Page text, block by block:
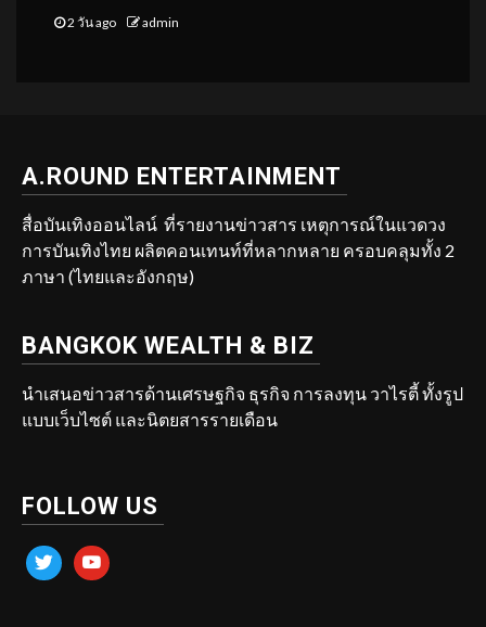
2 วัน ago admin
A.ROUND ENTERTAINMENT
สื่อบันเทิงออนไลน์ ที่รายงานข่าวสาร เหตุการณ์ในแวดวง
การบันเทิงไทย ผลิตคอนเทนท์ที่หลากหลาย ครอบคลุมทั้ง 2
ภาษา (ไทยและอังกฤษ)
BANGKOK WEALTH & BIZ
นำเสนอข่าวสารด้านเศรษฐกิจ ธุรกิจ การลงทุน วาไรตี้ ทั้งรูป
แบบเว็บไซต์ และนิตยสารรายเดือน
FOLLOW US
twitter youtube